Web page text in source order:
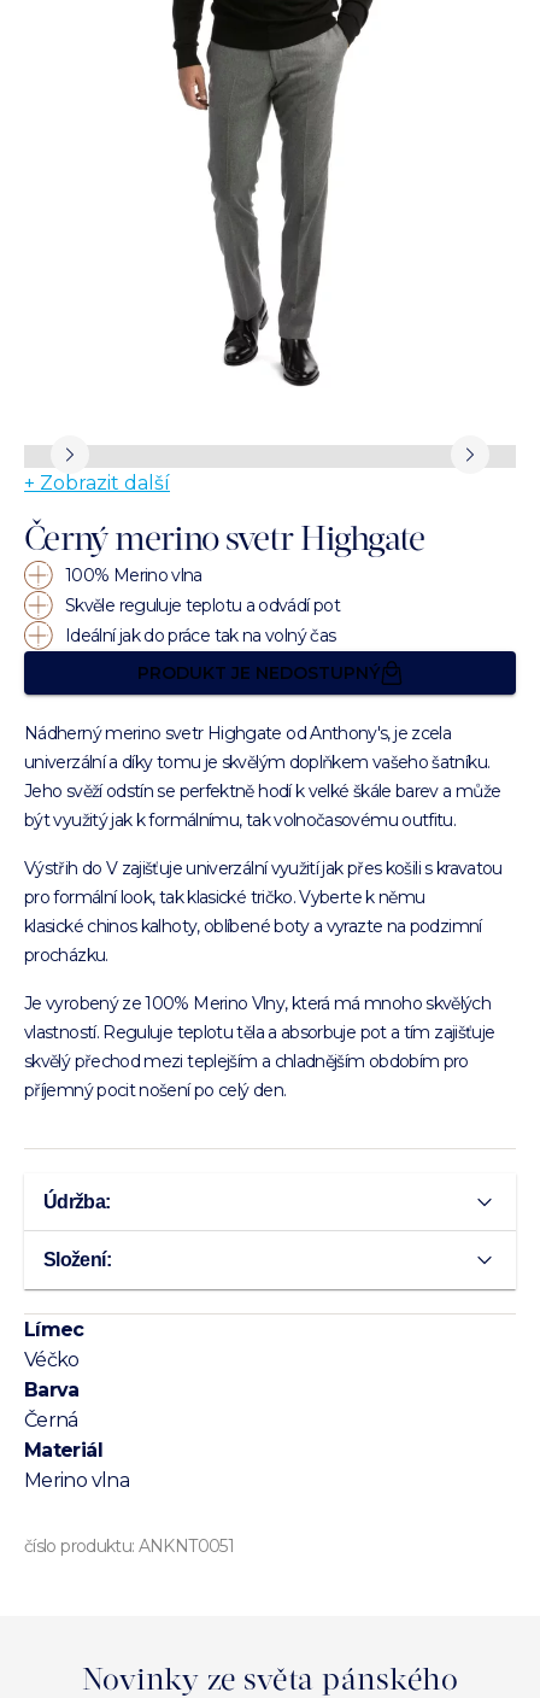
+ Zobrazit další
Černý merino svetr Highgate
100% Merino vlna
Skvěle reguluje teplotu a odvádí pot
Ideální jak do práce tak na volný čas
PRODUKT JE NEDOSTUPNÝ
Nádherný merino svetr Highgate od Anthony's, je zcela
univerzální a díky tomu je skvělým doplňkem vašeho šatníku.
Jeho svěží odstín se perfektně hodí k velké škále barev a může
být využitý jak k formálnímu, tak volnočasovému outfitu.
Výstřih do V zajišťuje univerzální využití jak přes košili s kravatou
pro formální look, tak klasické tričko. Vyberte k němu
klasické chinos kalhoty, oblíbené boty a vyrazte na podzimní
procházku.
Je vyrobený ze 100% Merino Vlny, která má mnoho skvělých
vlastností. Reguluje teplotu těla a absorbuje pot a tím zajišťuje
skvělý přechod mezi teplejším a chladnějším obdobím pro
příjemný pocit nošení po celý den.
Údržba:
Složení:
Límec
Véčko
Barva
Černá
Materiál
Merino vlna
číslo produktu: ANKNT0051
Novinky ze světa pánského